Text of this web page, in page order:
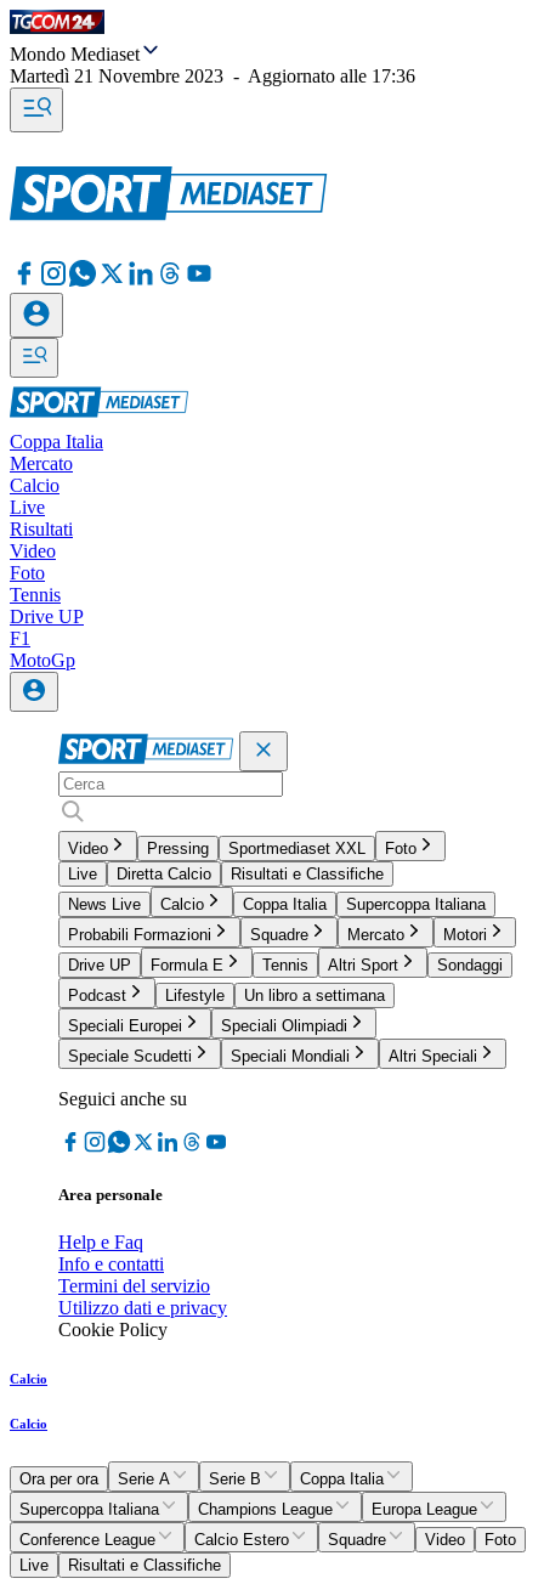
Mondo Mediaset
Martedì 21 Novembre 2023 - Aggiornato alle 17:36
Coppa Italia
Mercato
Calcio
Live
Risultati
Video
Foto
Tennis
Drive UP
F1
MotoGp
Video Pressing Sportmediaset XXL
Foto
Live
Diretta Calcio
Risultati e Classifiche
News Live
Calcio Coppa Italia
Supercoppa Italiana
Probabili Formazioni
Squadre Mercato
Motori
Drive UP
Formula E Tennis Altri Sport
Sondaggi
Podcast
Lifestyle
Un libro a settimana
Speciali Europei
Speciali Olimpiadi
Speciale Scudetti
Speciali Mondiali Altri Speciali
Seguici anche su
Area personale
Help e Faq
Info e contatti
Termini del servizio
Utilizzo dati e privacy
Cookie Policy
Calcio
Calcio
Ora per ora Serie A Serie B
Coppa Italia
Supercoppa Italiana
Champions League
Europa League
Conference League
Calcio Estero Squadre Video
Foto
Live
Risultati e Classifiche